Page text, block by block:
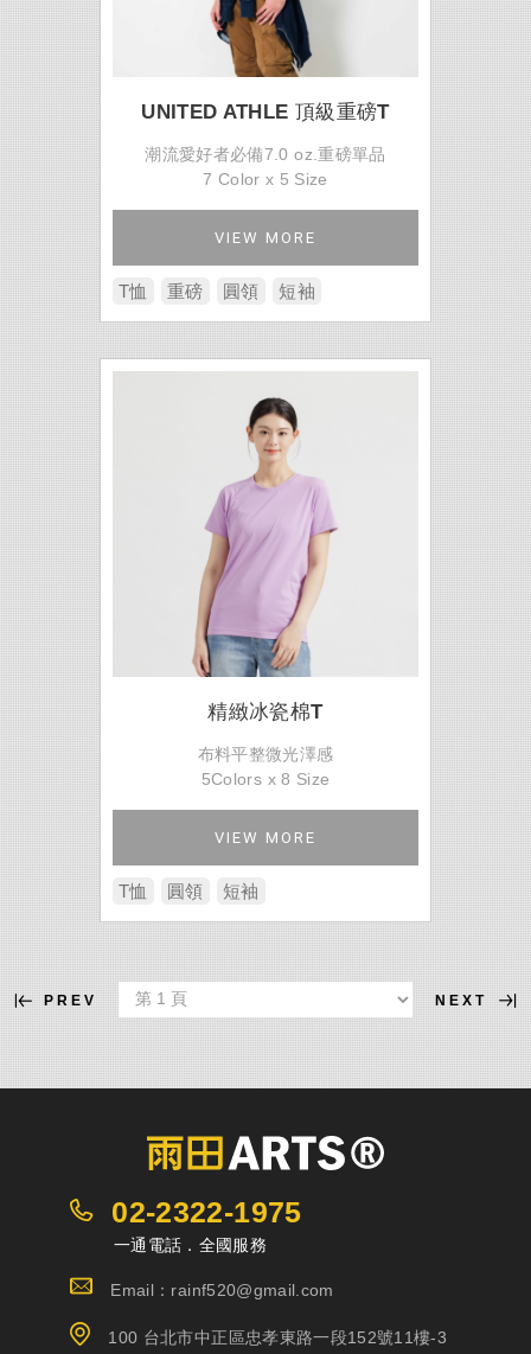
UNITED ATHLE 頂級重磅T
潮流愛好者必備7.0 oz.重磅單品
7 Color x 5 Size
VIEW MORE
T恤 重磅 圓領 短袖
精緻冰瓷棉T
布料平整微光澤感
5Colors x 8 Size
VIEW MORE
T恤 圓領 短袖
PREV NEXT
02-2322-1975
一通電話．全國服務
Email：rainf520@gmail.com
100 台北市中正區忠孝東路一段152號11樓-3